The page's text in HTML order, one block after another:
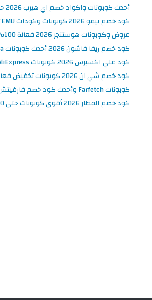
أحدث كوبونات واكواد خصم اي هيرب 2026 حتى 25% في iHerb الأردن
كود خصم تيمو 2026 كوبونات وكودات TEMU حتى 90% على الطلبات
عروض وكوبونات هوستنجر 2026 فعالة 100% في Hostinger الأردن
كود خصم ريفا فاشون 2026 أحدث كوبونات Riva الأردن حتى 50%
كود علي اكسبرس 2026 كوبونات AliExpress محدثة وفعالة حتى 50%
كود خصم شي ان 2026 كوبونات تخفيض فعالة 100% في SHEIN الأردن
كوبونات Farfetch وأحدث كود خصم فارفيتش 2026
كود خصم المطار 2026 أقوى كوبونات حتى 10% في تطبيق Almatar